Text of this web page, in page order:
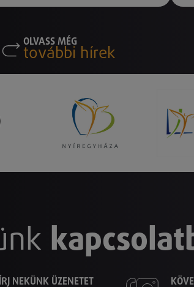
OLVASS MÉG
további hírek
ÍRJ NEKÜNK ÜZENETET